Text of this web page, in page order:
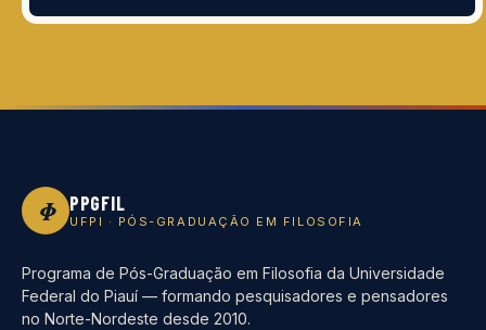
Φ PPGFIL
UFPI · PÓS-GRADUAÇÃO EM FILOSOFIA
Programa de Pós-Graduação em Filosofia da Universidade
Federal do Piauí — formando pesquisadores e pensadores
no Norte-Nordeste desde 2010.